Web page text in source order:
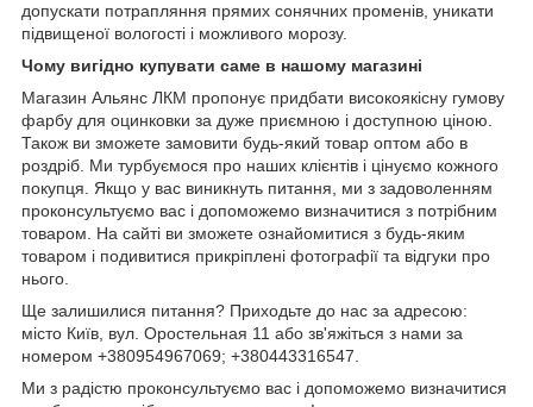
допускати потрапляння прямих сонячних променів, уникати
підвищеної вологості і можливого морозу.
Чому вигідно купувати саме в нашому магазині
Магазин Альянс ЛКМ пропонує придбати високоякісну гумову
фарбу для оцинковки за дуже приємною і доступною ціною.
Також ви зможете замовити будь-який товар оптом або в
роздріб. Ми турбуємося про наших клієнтів і цінуємо кожного
покупця. Якщо у вас виникнуть питання, ми з задоволенням
проконсультуємо вас і допоможемо визначитися з потрібним
товаром. На сайті ви зможете ознайомитися з будь-яким
товаром і подивитися прикріплені фотографії та відгуки про
нього.
Ще залишилися питання? Приходьте до нас за адресою:
місто Київ, вул. Оростельная 11 або зв'яжіться з нами за
номером +380954967069; +380443316547.
Ми з радістю проконсультуємо вас і допоможемо визначитися